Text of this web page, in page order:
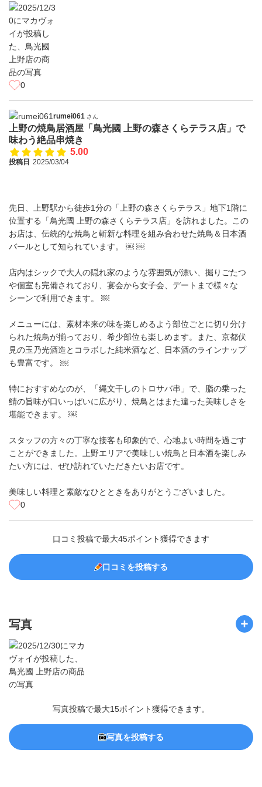
0
rumei061 さん
上野の焼鳥居酒屋「鳥光國 上野の森さくらテラス店」で
味わう絶品串焼き
5.00
投稿日 2025/03/04
先日、上野駅から徒歩1分の「上野の森さくらテラス」地下1階に
位置する「鳥光國 上野の森さくらテラス店」を訪れました。この
お店は、伝統的な焼鳥と斬新な料理を組み合わせた焼鳥＆日本酒
バールとして知られています。 ￼ ￼
店内はシックで大人の隠れ家のような雰囲気が漂い、掘りごたつ
や個室も完備されており、宴会から女子会、デートまで様々な
シーンで利用できます。 ￼
メニューには、素材本来の味を楽しめるよう部位ごとに切り分け
られた焼鳥が揃っており、希少部位も楽しめます。また、京都伏
見の玉乃光酒造とコラボした純米酒など、日本酒のラインナップ
も豊富です。 ￼
特におすすめなのが、「縄文干しのトロサバ串」で、脂の乗った
鯖の旨味が口いっぱいに広がり、焼鳥とはまた違った美味しさを
堪能できます。 ￼
スタッフの方々の丁寧な接客も印象的で、心地よい時間を過ごす
ことができました。上野エリアで美味しい焼鳥と日本酒を楽しみ
たい方には、ぜひ訪れていただきたいお店です。
美味しい料理と素敵なひとときをありがとうございました。
0
口コミ投稿で最大45ポイント獲得できます
口コミを投稿する
写真
写真投稿で最大15ポイント獲得できます。
写真を投稿する